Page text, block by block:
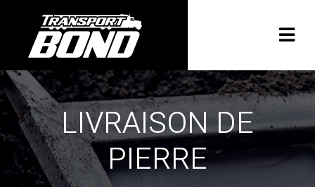
LIVRAISON DE
PIERRE